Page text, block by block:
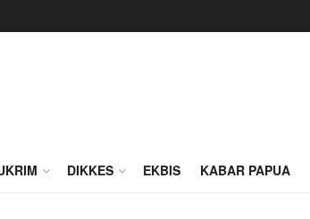
DIKKES EKBIS KABAR PAPUA